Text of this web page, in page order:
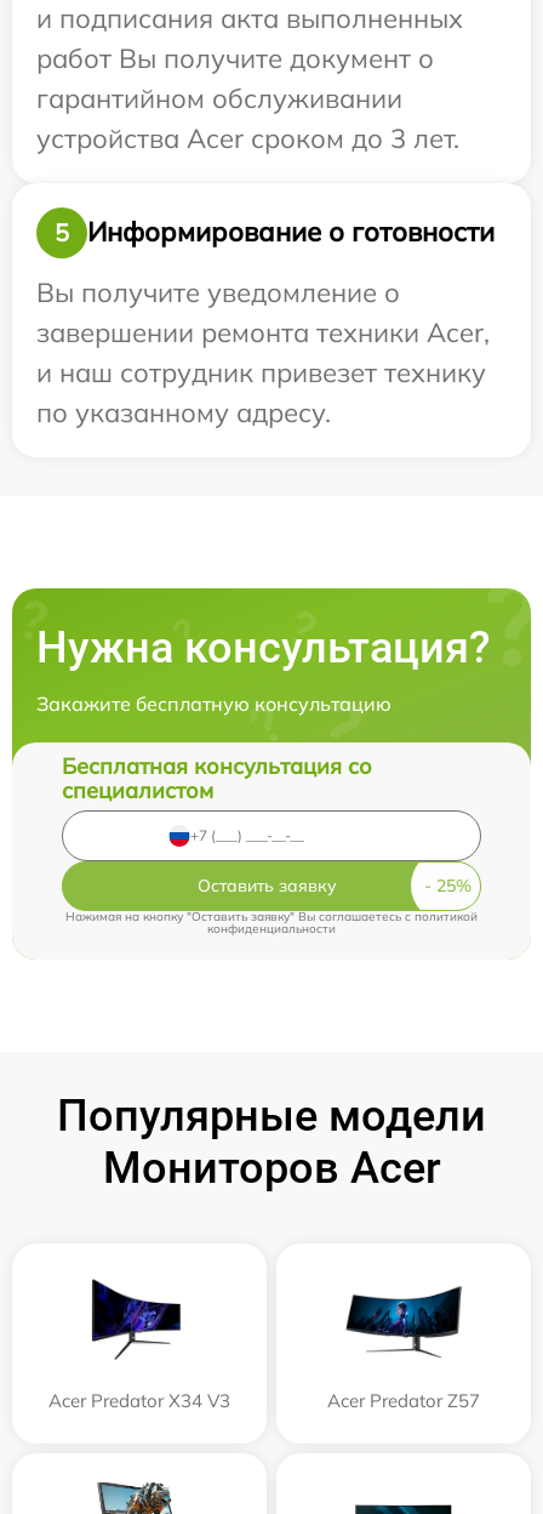
и подписания акта выполненных
работ Вы получите документ о
гарантийном обслуживании
устройства Acer сроком до 3 лет.
5
Информирование о готовности
Вы получите уведомление о
завершении ремонта техники Acer,
и наш сотрудник привезет технику
по указанному адресу.
Нужна консультация?
Закажите бесплатную консультацию
Бесплатная консультация со
специалистом
Оставить заявку
Нажимая на кнопку "Оставить заявку" Вы соглашаетесь cполитикой
конфиденциальности
Популярные модели
Мониторов Acer
Acer Predator X34 V3 Acer Predator Z57